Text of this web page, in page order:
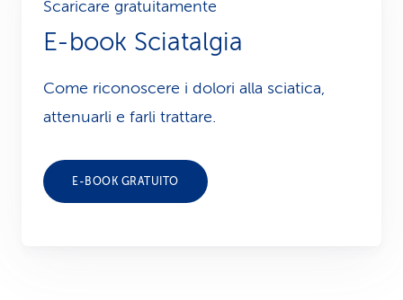
Scaricare gratuitamente
E-book Sciatalgia
Come riconoscere i dolori alla sciatica,
attenuarli e farli trattare.
E-BOOK GRATUITO